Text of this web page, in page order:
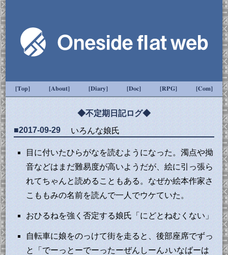
[Top] [About] [Diary] [Doc] [RPG] [Com]
◆不定期日記ログ◆
■2017-09-29
いろんな娘氏
目に付いたひらがなを読むようになった。濁点や拗
音などはまだ難易度が高いようだが、絵に引っ張ら
れてちゃんと読めることもある。なぜか絵本作家さ
こももみの名前を読んで一人でウケていた。
おひるねを強く否定する娘氏「にどとねむくない」
自転車に娘をのっけて街を走ると、後部座席でずっ
と「でーっとーでーったーぜんしーん♪いなばーは